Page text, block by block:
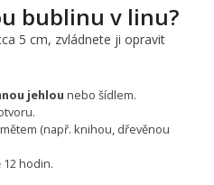
bublinu v linu?
5 cm, zvládnete ji opravit
jehlou nebo šídlem.
(např. knihou, dřevěnou
hodin.